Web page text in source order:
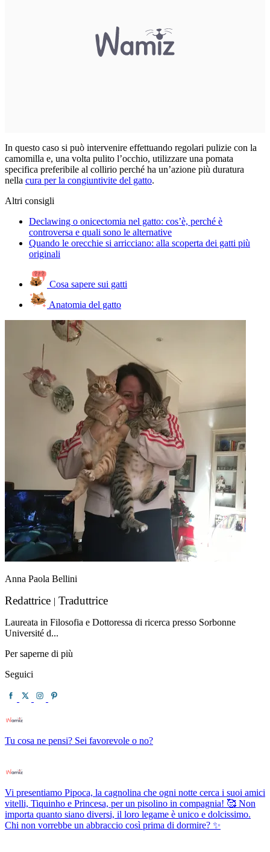
In questo caso si può intervenire effettuando regolari pulizie con la
camomilla e, una volta pulito l’occhio, utilizzare una pomata
specifica preferibile al collirio perché ha un’azione più duratura
nella cura per la congiuntivite del gatto.
Altri consigli
Declawing o onicectomia nel gatto: cos’è, perché è
controversa e quali sono le alternative
Quando le orecchie si arricciano: alla scoperta dei gatti più
originali
Cosa sapere sui gatti
Anatomia del gatto
Anna Paola Bellini
Redattrice | Traduttrice
Laureata in Filosofia e Dottoressa di ricerca presso Sorbonne
Université d...
Per saperne di più
Seguici
Tu cosa ne pensi? Sei favorevole o no?
Vi presentiamo Pipoca, la cagnolina che ogni notte cerca i suoi amici
vitelli, Tiquinho e Princesa, per un pisolino in compagnia! 🥰 Non
importa quanto siano diversi, il loro legame è unico e dolcissimo.
Chi non vorrebbe un abbraccio così prima di dormire? ✨